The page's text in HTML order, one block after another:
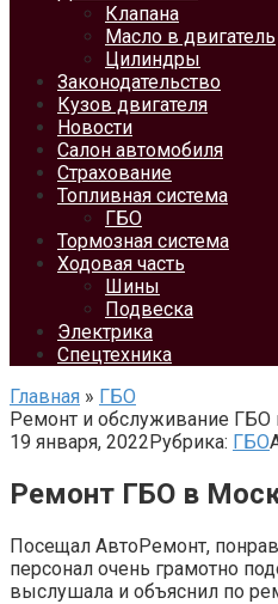
Клапана
Масло в двигатель
Цилиндры
Законодательство
Кузов двигателя
Новости
Салон автомобиля
Страхование
Топливная система
ГБО
Тормозная система
Ходовая часть
Шины
Подвеска
Электрика
Спецтехника
Главная » ГБО
Ремонт и обслуживание ГБО
19 января, 2022Рубрика: ГБО
Ремонт ГБО в
Посещал АвтоРемонт,
персонал очень грамотно
выслушала и объяснил по